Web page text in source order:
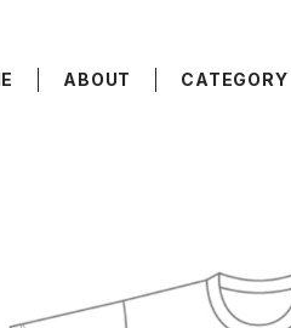
ABOUT CATEGORY